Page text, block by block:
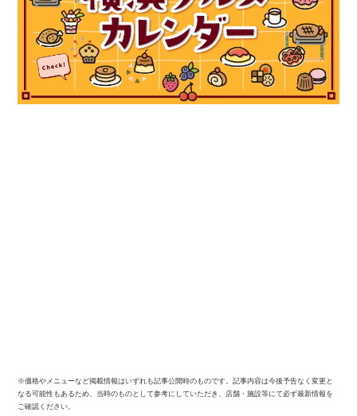
※価格やメニューなど掲載情報はいずれも記事公開時のものです。記事内容は今後予告なく変更と
なる可能性もあるため、当時のものとして参考にしていただき、店舗・施設等にて必ず最新情報を
ご確認ください。